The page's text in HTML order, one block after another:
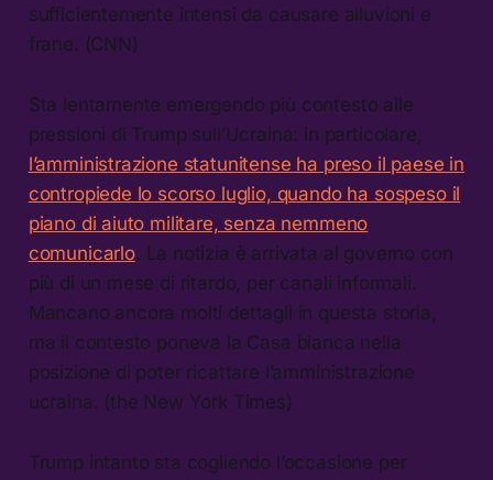
sufficientemente intensi da causare alluvioni e
frane. (CNN)
Sta lentamente emergendo più contesto alle
pressioni di Trump sull’Ucraina: in particolare,
l’amministrazione statunitense ha preso il paese in
contropiede lo scorso luglio, quando ha sospeso il
piano di aiuto militare, senza nemmeno
comunicarlo. La notizia è arrivata al governo con
più di un mese di ritardo, per canali informali.
Mancano ancora molti dettagli in questa storia,
ma il contesto poneva la Casa bianca nella
posizione di poter ricattare l’amministrazione
ucraina. (the New York Times)
Trump intanto sta cogliendo l’occasione per